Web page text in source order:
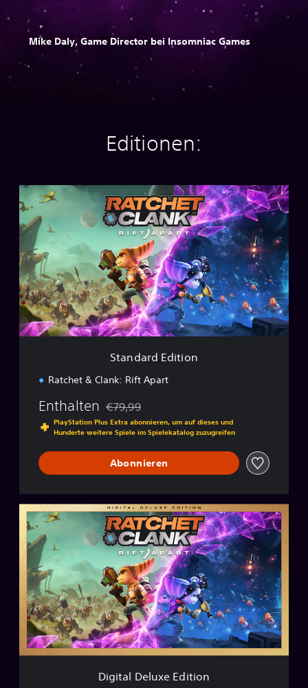
Mike Daly, Game Director bei Insomniac Games
Editionen:
S
t
n
a
r
d
E
d
i
t
Standard Edition
Ratchet & Clank: Rift Apart
Enthalten Preisnachlass gegenüber dem Originalpreis
€79,99
PlayStation Plus Extra abonnieren, um auf dieses und
Hunderte weitere Spiele im Spielekatalog zuzugreifen
Abonnieren
D
g
a
l
e
x
Digital Deluxe Edition